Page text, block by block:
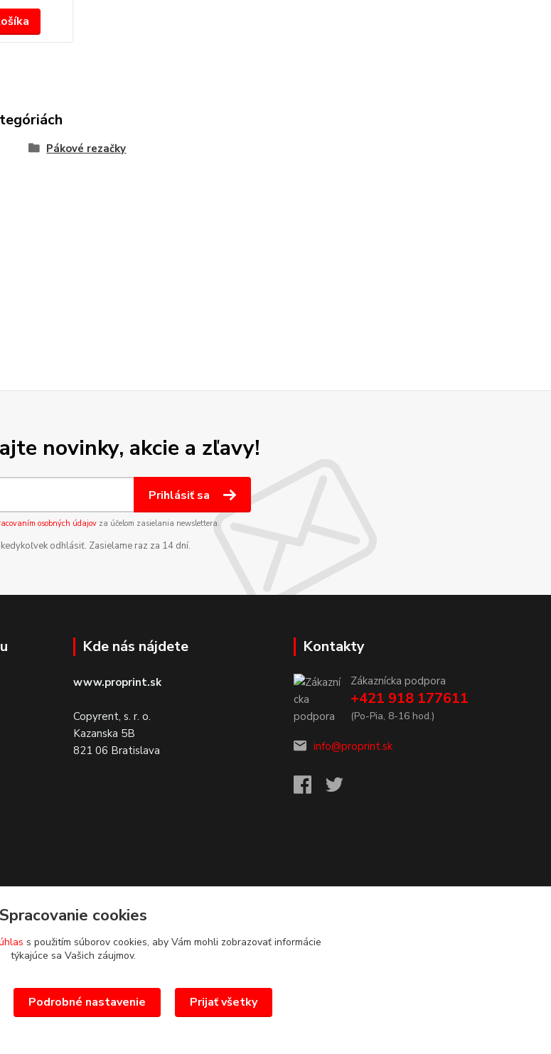
Pákové rezačky
novinky, akcie a zľavy!
Prihlásiť sa
osobných údajovza účelom zasielania newslettera.
odhlásiť. Zasielame raz za 14 dní.
Kde nás nájdete
www.proprint.sk
Copyrent, s. r. o.
Kazanska 5B
821 06 Bratislava
Kontakty
Zákaznícka podpora
+421 918 177611
(Po-Pia, 8-16 hod.)
info@proprint.sk
Spracovanie cookies
s použitím súborov cookies, aby Vám mohli zobrazovať informácie
týkajúce sa Vašich záujmov.
Podrobné nastavenie Prijať všetky